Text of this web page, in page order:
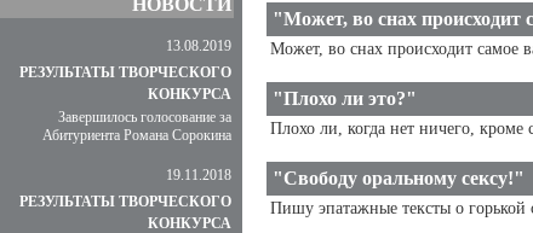
НОВОСТИ
13.08.2019
РЕЗУЛЬТАТЫ ТВОРЧЕСКОГО
КОНКУРСА
Завершилось голосование за
Абитуриента Романа Сорокина
19.11.2018
РЕЗУЛЬТАТЫ ТВОРЧЕСКОГО
КОНКУРСА
"Может, во снах происходит
Может, во снах происходит самое
"Плохо ли это?"
Плохо ли, когда нет ничего,
"Свободу оральному сексу!"
Пишу эпатажные тексты о горькой